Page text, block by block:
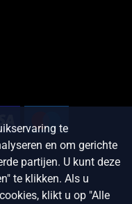
te
en om gerichte
partijen. U kunt deze
te klikken. Als u
klikt u op "Alle